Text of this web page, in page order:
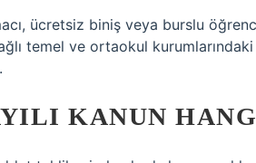
ücretsiz biniş veya burslu
temel ve ortaokul
KANUN